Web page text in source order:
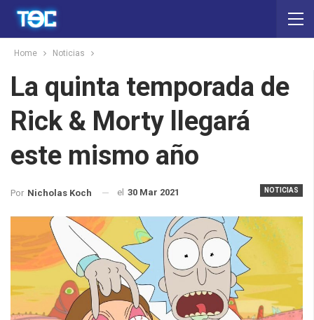
Home Noticias
La quinta temporada de
Rick & Morty llegará
este mismo año
NOTICIAS
Por Nicholas Koch el 30 Mar 2021